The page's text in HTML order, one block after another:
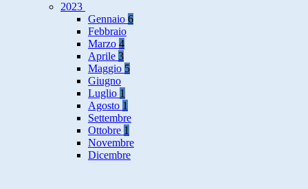
2023
Gennaio 6
Febbraio
Marzo 4
Aprile 3
Maggio 5
Giugno
Luglio 1
Agosto 1
Settembre
Ottobre 1
Novembre
Dicembre